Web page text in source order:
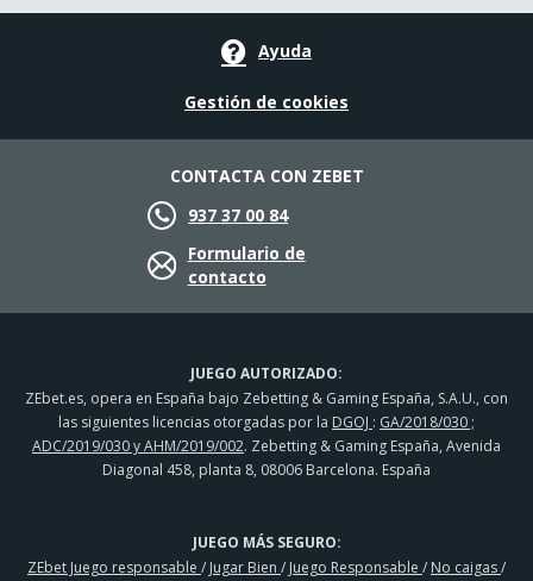
JUEGO AUTORIZADO:
ZEbet.es, opera en España bajo Zebetting & Gaming España, S.A.U., con
las siguientes licencias otorgadas por la DGOJ : GA/2018/030 ;
ADC/2019/030 y AHM/2019/002. Zebetting & Gaming España, Avenida
Diagonal 458, planta 8, 08006 Barcelona. España
JUEGO MÁS SEGURO:
ZEbet Juego responsable / Jugar Bien / Juego Responsable / No caigas/
Ayuda
Gestión de cookies
CONTACTA CON ZEBET
937 37 00 84
Formulario de
contacto